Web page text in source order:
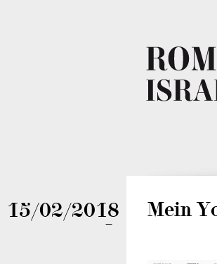
15/02/2018
—
Mein